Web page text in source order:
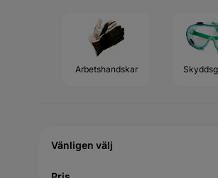
Arbetshandskar
Vänligen välj